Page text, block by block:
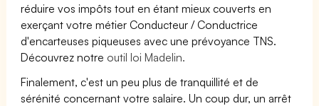
réduire vos impôts tout en étant mieux couverts en
exerçant votre métier Conducteur / Conductrice
d'encarteuses piqueuses avec une prévoyance TNS.
Découvrez notre outil loi Madelin.
Finalement, c'est un peu plus de tranquillité et de
sérénité concernant votre salaire. Un coup dur, un arrêt